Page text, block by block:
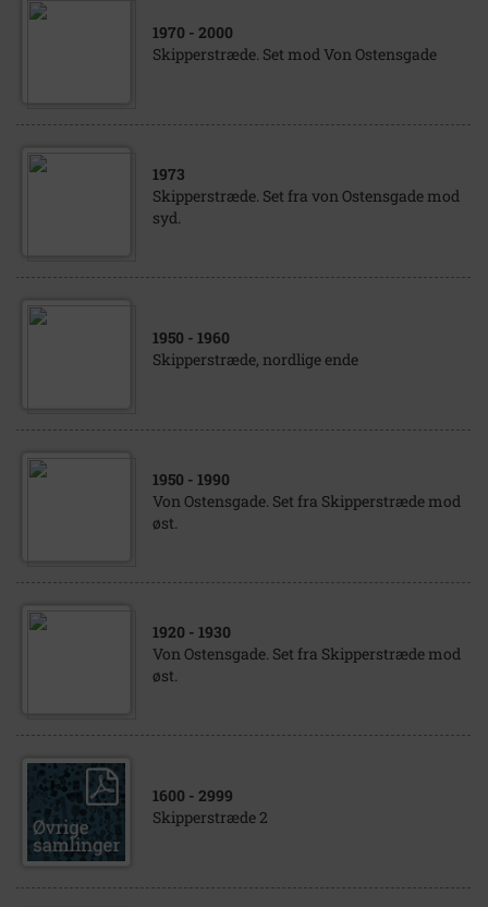
1970 - 2000
Skipperstræde. Set mod Von Ostensgade
1973
Skipperstræde. Set fra von Ostensgade mod
syd.
1950 - 1960
Skipperstræde, nordlige ende
1950 - 1990
Von Ostensgade. Set fra Skipperstræde mod
øst.
1920 - 1930
Von Ostensgade. Set fra Skipperstræde mod
øst.
1600 - 2999
Skipperstræde 2